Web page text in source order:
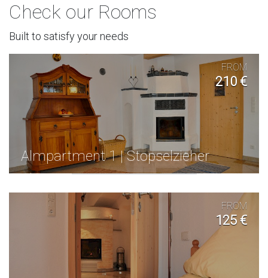
Check our Rooms
Built to satisfy your needs
Almpartment 1 | Stopselzieher
FROM
210 €
FROM
125 €